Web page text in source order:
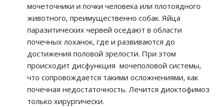
мочеточники и почки человека или плотоядного
животного, преимущественно собак. Яйца
паразитических червей оседают в области
почечных лоханок, где и развиваются до
достижения половой зрелости. При этом
происходит дисфункция мочеполовой системы,
что сопровождается такими осложнениями, как
почечная недостаточность. Лечится диоктофимоз
только хирургически.